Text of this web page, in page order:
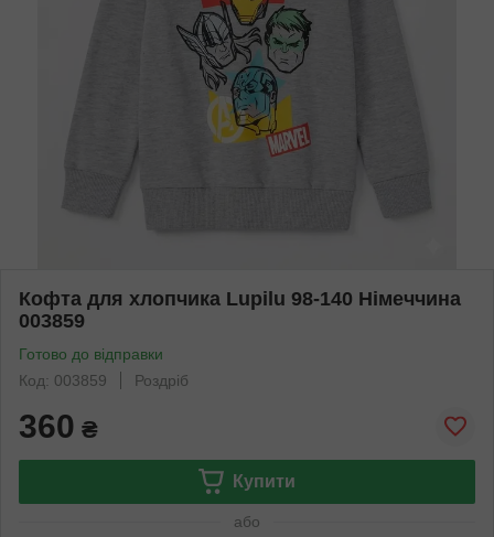
Кофта для хлопчика Lupilu 98-140 Німеччина
003859
Готово до відправки
Код: 003859
Роздріб
360 ₴
Купити
або